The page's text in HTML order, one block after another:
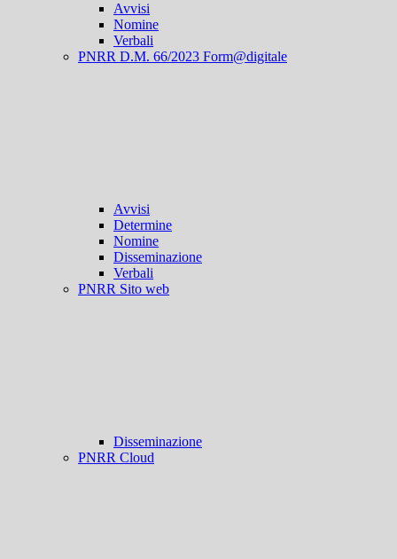
Avvisi
Nomine
Verbali
PNRR D.M. 66/2023 Form@digitale
Avvisi
Determine
Nomine
Disseminazione
Verbali
PNRR Sito web
Disseminazione
PNRR Cloud